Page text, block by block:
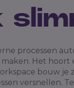
processen
Het hoort
bouw je
versnellen.